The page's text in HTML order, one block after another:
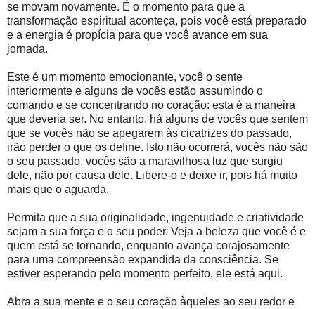
se movam novamente. É o momento para que a
transformação espiritual aconteça, pois você está preparado
e a energia é propícia para que você avance em sua
jornada.
Este é um momento emocionante, você o sente
interiormente e alguns de vocês estão assumindo o
comando e se concentrando no coração: esta é a maneira
que deveria ser. No entanto, há alguns de vocês que sentem
que se vocês não se apegarem às cicatrizes do passado,
irão perder o que os define. Isto não ocorrerá, vocês não são
o seu passado, vocês são a maravilhosa luz que surgiu
dele, não por causa dele. Libere-o e deixe ir, pois há muito
mais que o aguarda.
Permita que a sua originalidade, ingenuidade e criatividade
sejam a sua força e o seu poder. Veja a beleza que você é e
quem está se tornando, enquanto avança corajosamente
para uma compreensão expandida da consciência. Se
estiver esperando pelo momento perfeito, ele está aqui.
Abra a sua mente e o seu coração àqueles ao seu redor e